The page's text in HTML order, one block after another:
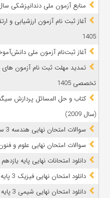
ﻣﻨﺎﺑﻊ آزﻣﻮن ﻣﻠﯽ دندانپزشکی سال 1405 (دوره های 25 و
آغاز ثبت نام آزمون‌ ارزشیابی و
1405
آغاز ثبت‌نام آزمون ملی
تمدید مهلت ثبت نام آزمون
تخصصی 1405
(سال 2009)
سوالات امتحان نهایی هندسه 3 سال دوازدهم (1397 تا 1405)
سوالات امتحان نهایی علوم و فنون ادبی 3 پایه دوازدهم
دانلود امتحانات نهایی پایه یازدهم
دانلود امتحان نهایی فیزیک 3 پایه دوازدهم تیر 1405 + پاسخ
دانلود امتحان نهایی شیمی 3 پایه دوازدهم تیر 1405